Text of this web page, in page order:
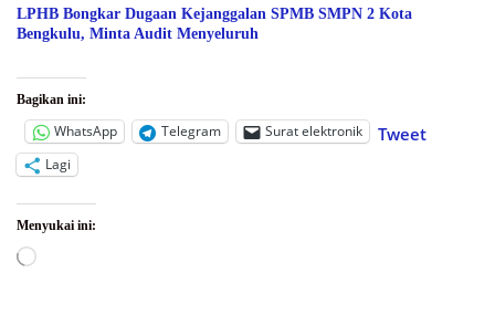
LPHB Bongkar Dugaan Kejanggalan SPMB SMPN 2 Kota
Bengkulu, Minta Audit Menyeluruh
Bagikan ini:
WhatsApp Telegram Surat elektronik Tweet
Lagi
Menyukai ini:
Memuat...